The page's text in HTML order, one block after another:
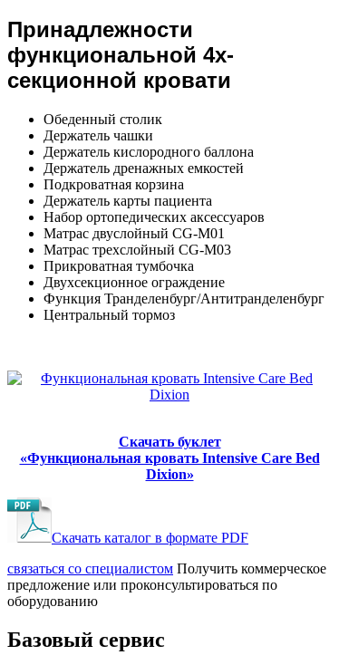
Принадлежности
функциональной 4х-
секционной кровати
Обеденный столик
Держатель чашки
Держатель кислородного баллона
Держатель дренажных емкостей
Подкроватная корзина
Держатель карты пациента
Набор ортопедических аксессуаров
Матрас двуслойный CG-M01
Матрас трехслойный CG-M03
Прикроватная тумбочка
Двухсекционное ограждение
Функция Транделенбург/Антитранделенбург
Центральный тормоз
Скачать буклет
«‎Функциональная кровать Intensive Care Bed
Dixion»
Скачать каталог в формате PDF
cвязаться со специалистом Получить коммерческое
предложение или проконсультироваться по
оборудованию
Базовый сервис